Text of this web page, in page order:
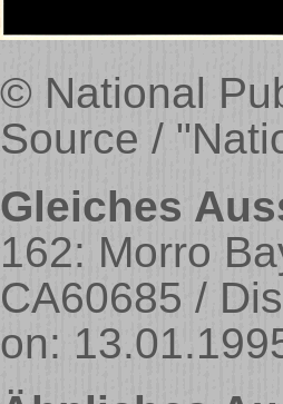
© National
Source /
Gleiches
162: Morro
CA60685 /
on: